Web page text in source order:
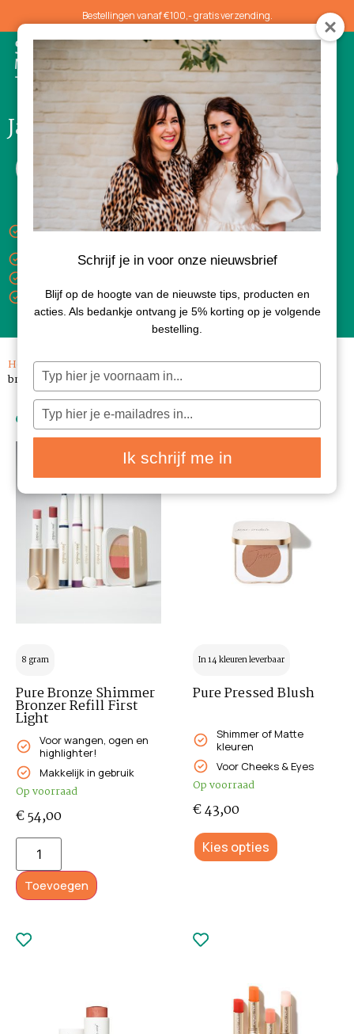
Bestellingen vanaf €100,- gratis verzending.
0
Jane Iredale Blush & bronzer
Keuze uit gratis luxe sample bij aankoop van 3
Gratis verzending vanaf €100,-
Bezorgd met PostNL
Home/Janeiredale mineral make-up/ Jane Iredale Blush &
bronzer
Nieuw
8 gram
Pure Bronze Shimmer
Bronzer Refill First
Light
Voor wangen, ogen en
highlighter!
Makkelijk in gebruik
Op voorraad
€54,00
Toevoegen
In 14 kleuren leverbaar
Pure Pressed Blush
Shimmer of Matte
kleuren
Voor Cheeks & Eyes
Op voorraad
€43,00
Kies opties
Schrijf je in voor onze nieuwsbrief
Blijf op de hoogte van de nieuwste tips, producten en
acties. Als bedankje ontvang je 5% korting op je volgende
bestelling.
Typ
naam
in
Typ
e-
mailadres
Ik schrijf me in